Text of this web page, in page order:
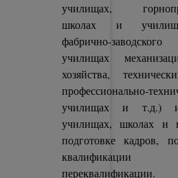
училищах,
школах и
фабрично-
училищах
хозяйства,
профессионально-
училищах и т.д.)
училищах, школах и
подготовке кадров,
переквалификации.